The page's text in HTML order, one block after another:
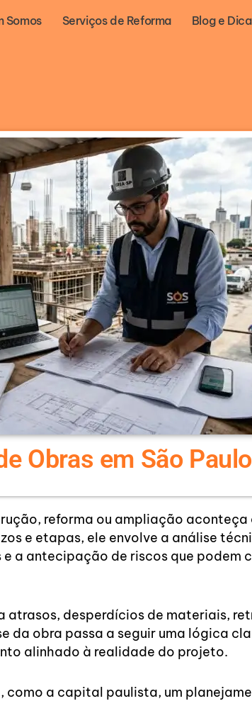
Somos Serviços de Reforma Blog e
Obras em São Paulo
reforma ou ampliação aconteça
e etapas, ele envolve a análise
a antecipação de riscos que podem
atrasos, desperdícios de materiais,
da obra passa a seguir uma lógica
alinhado à realidade do projeto.
a capital paulista, um